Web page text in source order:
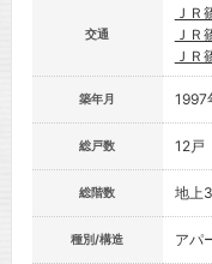
交通
ＪＲ
ＪＲ
ＪＲ
築年月 1997
総戸数 12戸
総階数 地上
種別/構造 アパ